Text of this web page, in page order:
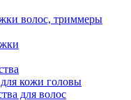
волос, триммеры
кожи головы
для волос